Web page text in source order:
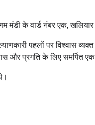
के वार्ड नंबर एक, खलियार
पहलों पर विश्वास
और प्रगति के लिए समर्पित एक